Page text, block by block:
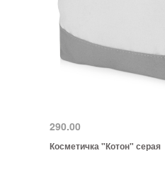
290.00
Косметичка "Котон" серая